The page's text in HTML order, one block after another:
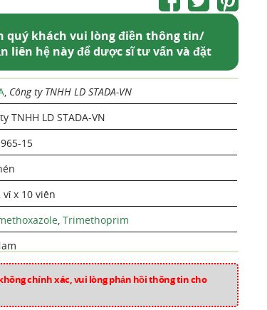
quý khách vui lòng điền thông tin/
liên hệ này để dược sĩ tư vấn và đặt
, Công ty TNHH LD STADA-VN
TNHH LD STADA-VN
15
vỉ x 10 viên
, Trimethoprim
chính xác, vui lòng phản hồi thông tin cho